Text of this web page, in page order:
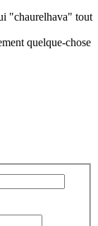
"chaurelhava" tout
quelque-chose